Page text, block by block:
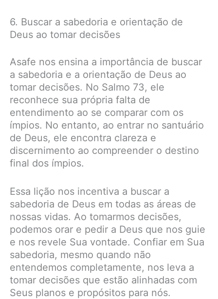
6. Buscar a sabedoria e orientação de
Deus ao tomar decisões
Asafe nos ensina a importância de buscar
a sabedoria e a orientação de Deus ao
tomar decisões. No Salmo 73, ele
reconhece sua própria falta de
entendimento ao se comparar com os
ímpios. No entanto, ao entrar no santuário
de Deus, ele encontra clareza e
discernimento ao compreender o destino
final dos ímpios.
Essa lição nos incentiva a buscar a
sabedoria de Deus em todas as áreas de
nossas vidas. Ao tomarmos decisões,
podemos orar e pedir a Deus que nos guie
e nos revele Sua vontade. Confiar em Sua
sabedoria, mesmo quando não
entendemos completamente, nos leva a
tomar decisões que estão alinhadas com
Seus planos e propósitos para nós.